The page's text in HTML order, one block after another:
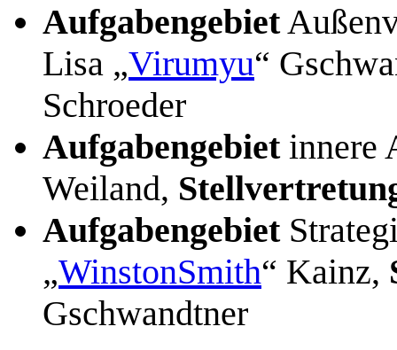
Aufgabengebiet
Lisa „Virumyu“
Schroeder
Aufgabengebietinnere
Weiland,
Aufgabengebiet
„WinstonSmith“ Kainz,
Gschwandtner